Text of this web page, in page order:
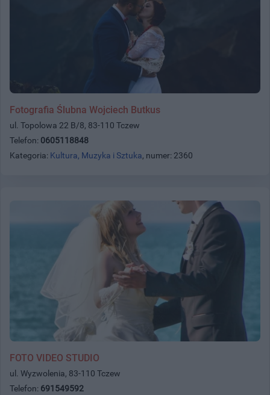
Fotografia Ślubna Wojciech Butkus
ul. Topolowa 22 B/8, 83-110 Tczew
Telefon: 0605118848
Kategoria: Kultura, Muzyka i Sztuka, numer: 2360
FOTO VIDEO STUDIO
ul. Wyzwolenia, 83-110 Tczew
Telefon: 691549592